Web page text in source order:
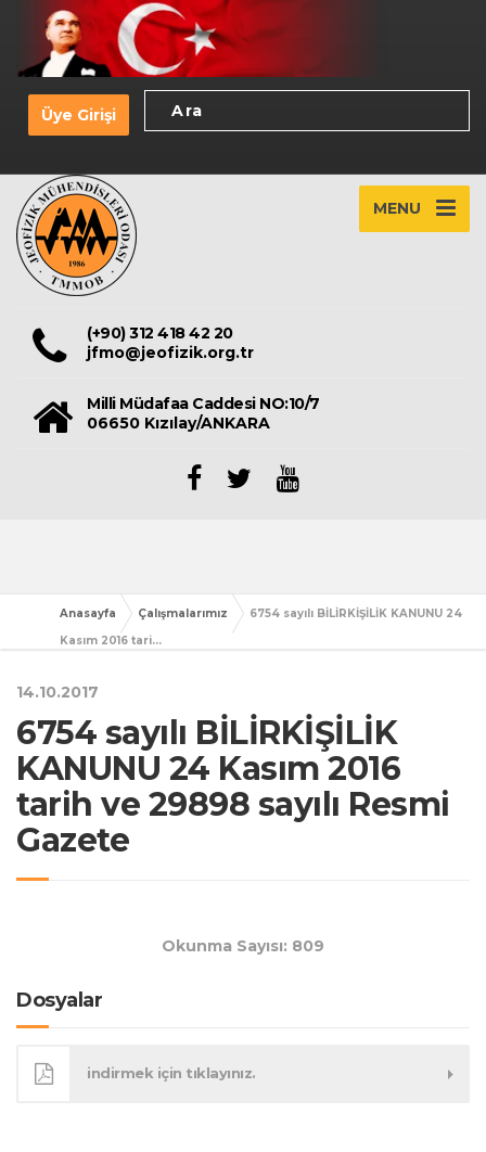
Üye Girişi
MENU
(+90) 312 418 42 20
jfmo@jeofizik.org.tr
Milli Müdafaa Caddesi NO:10/7
06650 Kızılay/ANKARA
Anasayfa Çalışmalarımız
6754 sayılı BİLİRKİŞİLİK KANUNU 24
Kasım 2016 tari...
14.10.2017
6754 sayılı BİLİRKİŞİLİK
KANUNU 24 Kasım 2016
tarih ve 29898 sayılı Resmi
Gazete
Okunma Sayısı: 809
Dosyalar
indirmek için tıklayınız.